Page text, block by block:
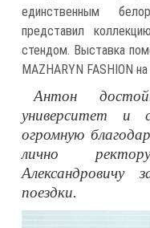
единственным
представил
стендом. Выставка
MAZHARYN FASHION
Антон
университет и
огромную
лично
Александровичу
поездки.